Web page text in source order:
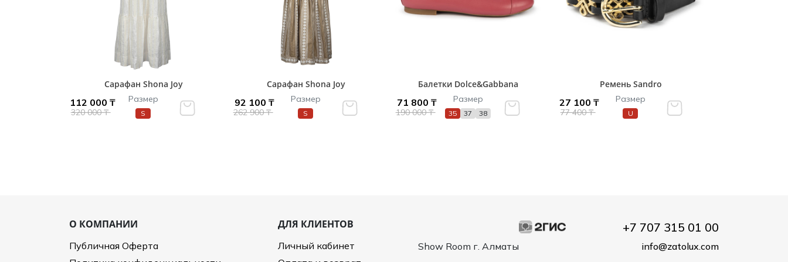
Сарафан Shona Joy
112 000 ₸
320 000 ₸
Размер
S
Сарафан Shona Joy
92 100 ₸
262 900 ₸
Размер
S
Балетки Dolce&Gabbana
71 800 ₸
190 000 ₸
Размер
35 37 38
Ремень Sandro
27 100 ₸
77 400 ₸
Размер
U
О КОМПАНИИ
Публичная Оферта
ДЛЯ КЛИЕНТОВ
Личный кабинет
Show Room г. Алматы
+7 707 315 01 00
info@zatolux.com